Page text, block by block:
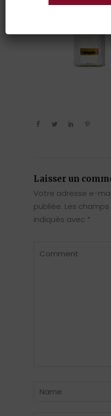
Laisser un
Votre adresse e-
publiée. Les
indiqués avec *